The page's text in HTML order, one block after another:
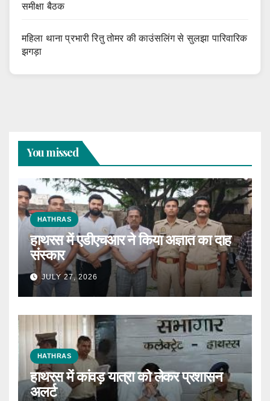
समीक्षा बैठक
महिला थाना प्रभारी रितु तोमर की काउंसलिंग से सुलझा पारिवारिक
झगड़ा
You missed
HATHRAS
हाथरस में एडीएचआर ने किया अज्ञात का दाह
संस्कार
JULY 27, 2026
HATHRAS
हाथरस में कांवड़ यात्रा को लेकर प्रशासन
अलर्ट